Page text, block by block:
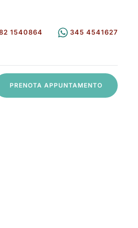
1540864 345 4541627
PRENOTA APPUNTAMENTO